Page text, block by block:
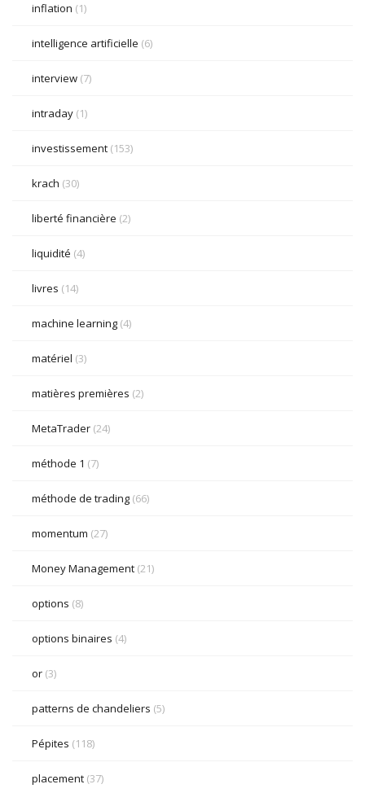
inflation (1)
intelligence artificielle (6)
interview (7)
intraday (1)
investissement (153)
krach (30)
liberté financière (2)
liquidité (4)
livres (14)
machine learning (4)
matériel (3)
matières premières (2)
MetaTrader (24)
méthode 1 (7)
méthode de trading (66)
momentum (27)
Money Management (21)
options (8)
options binaires (4)
or (3)
patterns de chandeliers (5)
Pépites (118)
placement (37)